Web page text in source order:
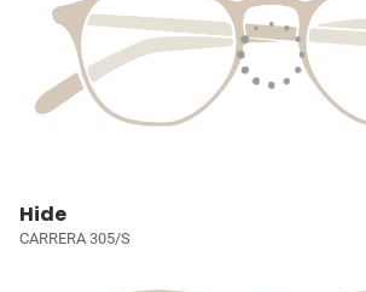
Hide
CARRERA 305/S